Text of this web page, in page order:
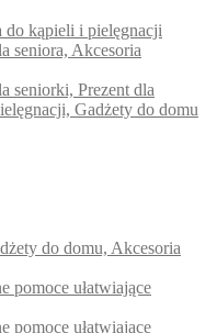
do kąpieli i pielęgnacji
seniora, Akcesoria
seniorki, Prezent dla
Gadżety do domu
do domu, Akcesoria
pomoce ułatwiające
pomoce ułatwiające